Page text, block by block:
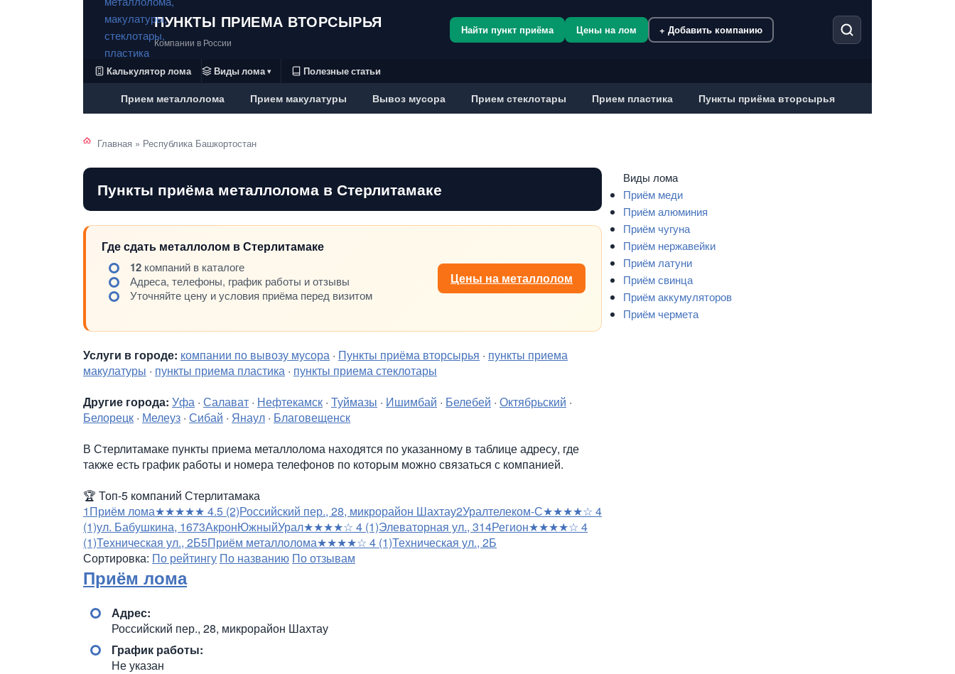
ПУНКТЫ ПРИЕМА ВТОРСЫРЬЯ
Компании в России
Найти пункт приёма Цены на лом + Добавить компанию
Калькулятор лома Виды лома ▾ Полезные статьи
Прием металлолома Прием макулатуры Вывоз мусора Прием стеклотары Прием пластика Пункты приёма вторсырья
Главная » Республика Башкортостан
Пункты приёма металлолома в Стерлитамаке
Где сдать металлолом в Стерлитамаке
12 компаний в каталоге
Адреса, телефоны, график работы и отзывы
Уточняйте цену и условия приёма перед визитом
Цены на металлолом
Услуги в городе: компании по вывозу мусора · Пункты приёма вторсырья · пункты приема
макулатуры · пункты приема пластика · пункты приема стеклотары
Другие города: Уфа · Салават · Нефтекамск · Туймазы · Ишимбай · Белебей · Октябрьский ·
Белорецк · Мелеуз · Сибай · Янаул · Благовещенск
В Стерлитамаке пункты приема металлолома находятся по указанному в таблице адресу, где
также есть график работы и номера телефонов по которым можно связаться с компанией.
🏆 Топ-5 компаний Стерлитамака
1Приём лома★★★★★ 4.5 (2)Российский пер., 28, микрорайон Шахтау2Уралтелеком-С★★★★☆ 4
(1)ул. Бабушкина, 1673АкронЮжныйУрал★★★★☆ 4 (1)Элеваторная ул., 314Регион★★★★☆ 4
(1)Техническая ул., 2Б5Приём металлолома★★★★☆ 4 (1)Техническая ул., 2Б
Сортировка: По рейтингу По названию По отзывам
Приём лома
Адрес:
Российский пер., 28, микрорайон Шахтау
График работы:
Не указан
Виды лома
Приём меди
Приём алюминия
Приём чугуна
Приём нержавейки
Приём латуни
Приём свинца
Приём аккумуляторов
Приём чермета